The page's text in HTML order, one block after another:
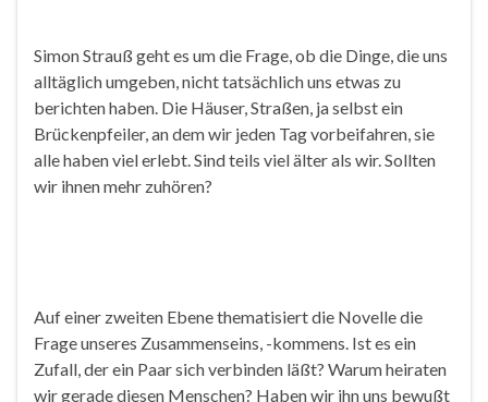
Simon Strauß geht es um die Frage, ob die Dinge, die uns
alltäglich umgeben, nicht tatsächlich uns etwas zu
berichten haben. Die Häuser, Straßen, ja selbst ein
Brückenpfeiler, an dem wir jeden Tag vorbeifahren, sie
alle haben viel erlebt. Sind teils viel älter als wir. Sollten
wir ihnen mehr zuhören?
Auf einer zweiten Ebene thematisiert die Novelle die
Frage unseres Zusammenseins, -kommens. Ist es ein
Zufall, der ein Paar sich verbinden läßt? Warum heiraten
wir gerade diesen Menschen? Haben wir ihn uns bewußt